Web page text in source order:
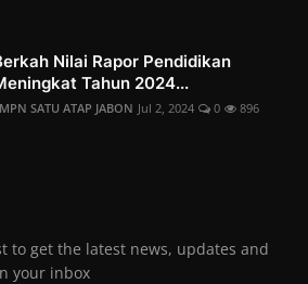
Nilai Rapor Pendidikan
Tahun 2024...
SATU ATAP JABON Jul 2, 2024 0 896
to get the latest news, updates and
your inbox